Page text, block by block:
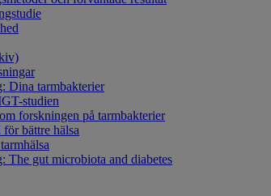
Dina tarmbakterier
studien
forskningen på tarmbakterier
för bättre hälsa
The gut microbiota and diabetes